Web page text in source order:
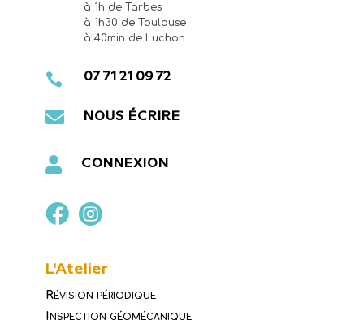
à 1h de Tarbes
à 1h30 de Toulouse
à 40min de Luchon
 07 71 21 09 72
 NOUS ÉCRIRE
 CONNEXION
 
L'Atelier
Révision périodique
Inspection géomécanique